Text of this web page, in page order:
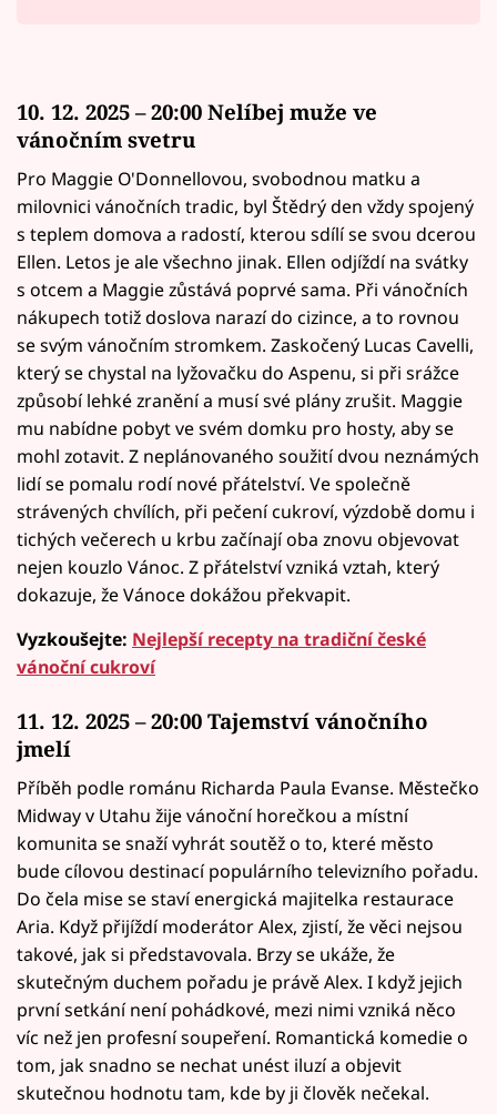
10. 12. 2025 – 20:00 Nelíbej muže ve
vánočním svetru
Pro Maggie O'Donnellovou, svobodnou matku a
milovnici vánočních tradic, byl Štědrý den vždy spojený
s teplem domova a radostí, kterou sdílí se svou dcerou
Ellen. Letos je ale všechno jinak. Ellen odjíždí na svátky
s otcem a Maggie zůstává poprvé sama. Při vánočních
nákupech totiž doslova narazí do cizince, a to rovnou
se svým vánočním stromkem. Zaskočený Lucas Cavelli,
který se chystal na lyžovačku do Aspenu, si při srážce
způsobí lehké zranění a musí své plány zrušit. Maggie
mu nabídne pobyt ve svém domku pro hosty, aby se
mohl zotavit. Z neplánovaného soužití dvou neznámých
lidí se pomalu rodí nové přátelství. Ve společně
strávených chvílích, při pečení cukroví, výzdobě domu i
tichých večerech u krbu začínají oba znovu objevovat
nejen kouzlo Vánoc. Z přátelství vzniká vztah, který
dokazuje, že Vánoce dokážou překvapit.
Vyzkoušejte: Nejlepší recepty na tradiční české
vánoční cukroví
11. 12. 2025 – 20:00 Tajemství vánočního
jmelí
Příběh podle románu Richarda Paula Evanse. Městečko
Midway v Utahu žije vánoční horečkou a místní
komunita se snaží vyhrát soutěž o to, které město
bude cílovou destinací populárního televizního pořadu.
Do čela mise se staví energická majitelka restaurace
Aria. Když přijíždí moderátor Alex, zjistí, že věci nejsou
takové, jak si představovala. Brzy se ukáže, že
skutečným duchem pořadu je právě Alex. I když jejich
první setkání není pohádkové, mezi nimi vzniká něco
víc než jen profesní soupeření. Romantická komedie o
tom, jak snadno se nechat unést iluzí a objevit
skutečnou hodnotu tam, kde by ji člověk nečekal.